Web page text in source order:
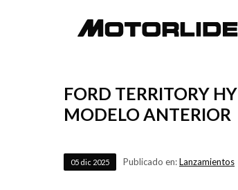
FORD TERRITORY
MODELO ANTERIOR
05 dic 2025 Publicado en:Lanzamientos